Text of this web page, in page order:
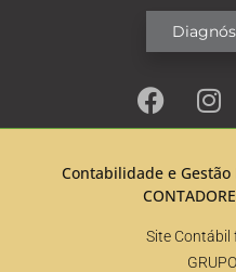
Contabilidade e
Site Contábil